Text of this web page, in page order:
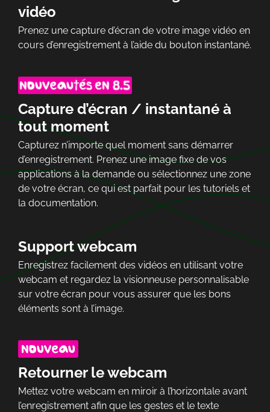
vidéo
Prenez une capture d’écran de votre image vidéo en
cours d’enregistrement à l’aide du bouton instantané.
Capture d’écran / instantané à
tout moment
Capturez n’importe quel moment sans démarrer
d’enregistrement. Prenez une image fixe de vos
applications à la demande ou sélectionnez une zone
de votre écran, ce qui est parfait pour les tutoriels et
la documentation.
Support webcam
Enregistrez facilement des vidéos en utilisant votre
webcam et regardez la visionneuse personnalisable
sur votre écran pour vous assurer que les bons
éléments sont à l’image.
Retourner le webcam
Mettez votre webcam en miroir à l’horizontale avant
l’enregistrement afin que les gestes et le texte